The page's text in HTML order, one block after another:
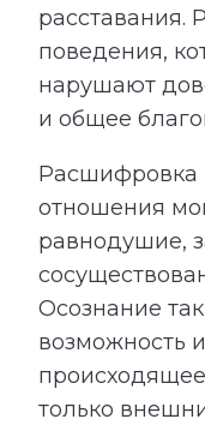
расставания.
поведения,
нарушают
и общее
Расшифровка
отношения
равнодушие,
Осознание
возможность
только